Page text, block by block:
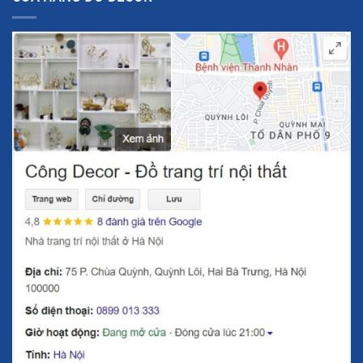
mắn trong công việc.
Đặt tại góc tài lộc:
Theo phong thủy, góc tài lộc trong
không gian sống và làm việc rất quan trọng. Đặt mèo
may mắn ở vị trí này sẽ giúp tăng cường vận may và
mang lại tài lộc cho chủ nhân.